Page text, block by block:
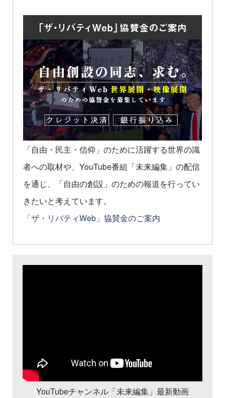
「自由・民主・信仰」のために活躍する世界の識
者への取材や、YouTube番組「未来編集」の配信
を通じ、「自由の創設」のための報道を行ってい
きたいと考えています。
「ザ・リバティWeb」協賛金のご案内
YouTubeチャンネル「未来編集」最新動画